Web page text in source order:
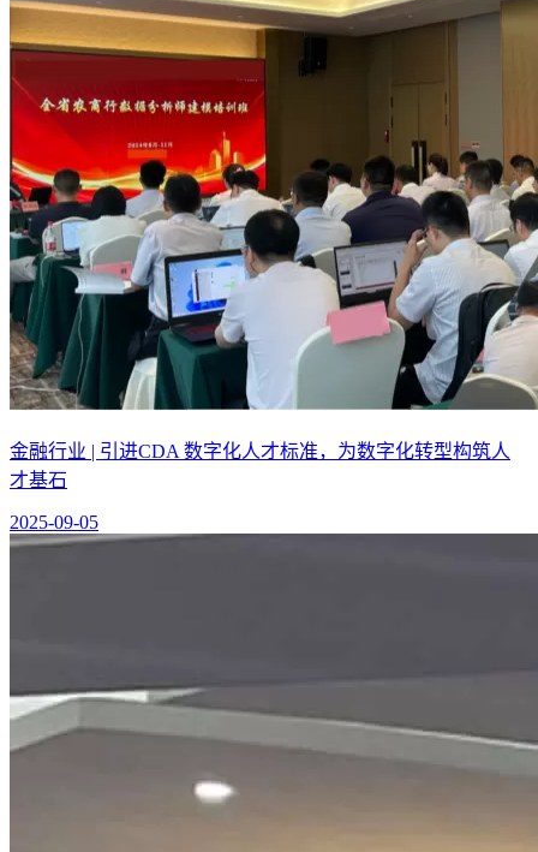
金融行业 | 引进CDA 数字化人才标准，为数字化转型构筑人
才基石
2025-09-05